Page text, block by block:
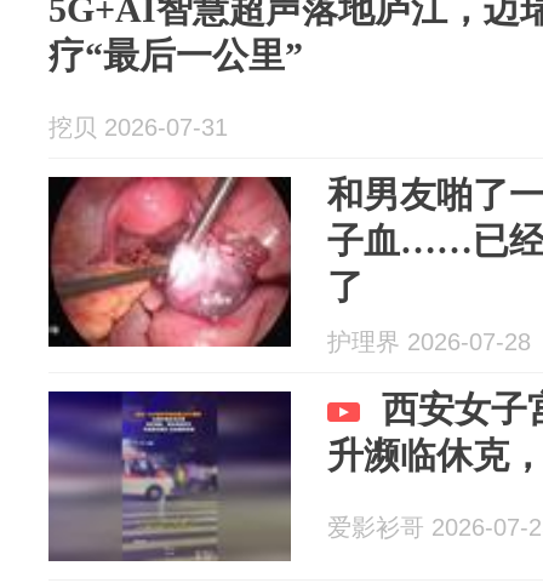
5G+AI智慧超声落地庐江，迈
疗“最后一公里”
挖贝 2026-07-31
和男友啪了
子血……已经
了
护理界 2026-07-28
西安女子
升濒临休克
爱影衫哥 2026-07-